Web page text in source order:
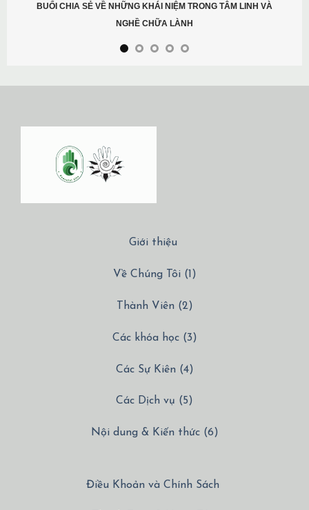
BUỔI CHIA SẺ VỀ NHỮNG KHÁI NIỆM TRONG TÂM LINH VÀ
NGHỀ CHỮA LÀNH
Giới thiệu
Về Chúng Tôi (1)
Thành Viên (2)
Các khóa học (3)
Các Sự Kiên (4)
Các Dịch vụ (5)
Nội dung & Kiến thức (6)
Điều Khoản và Chính Sách